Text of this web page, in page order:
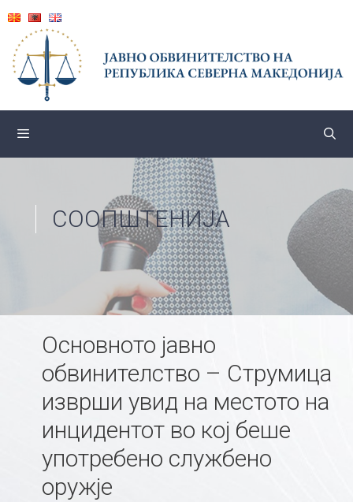
content
СООПШТЕНИЈА
Основното јавно
обвинителство – Струмица
изврши увид на местото на
инцидентот во кој беше
употребено службено
оружје